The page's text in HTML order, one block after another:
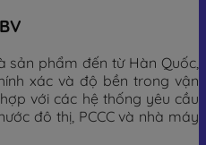
phẩm đến từ Hàn Quốc,
xác và độ bền trong vận
với các hệ thống yêu cầu
đô thị, PCCC và nhà máy